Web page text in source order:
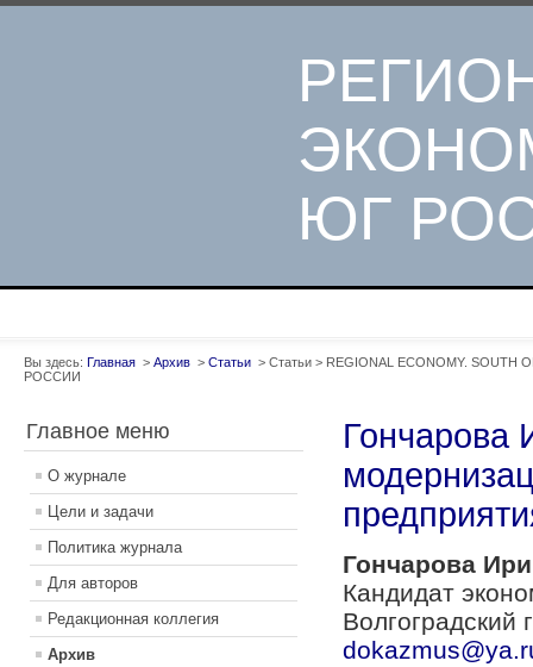
ЮГ
Вы здесь: Главная > Архив > Статьи > Статьи > REGIONAL ECONOMY. SOUTH
РОССИИ
Главное меню
О журнале
Цели и задачи
Политика журнала
Для авторов
Редакционная коллегия
Архив
Гончарова
Гончарова
Кандидат
Волгоградский